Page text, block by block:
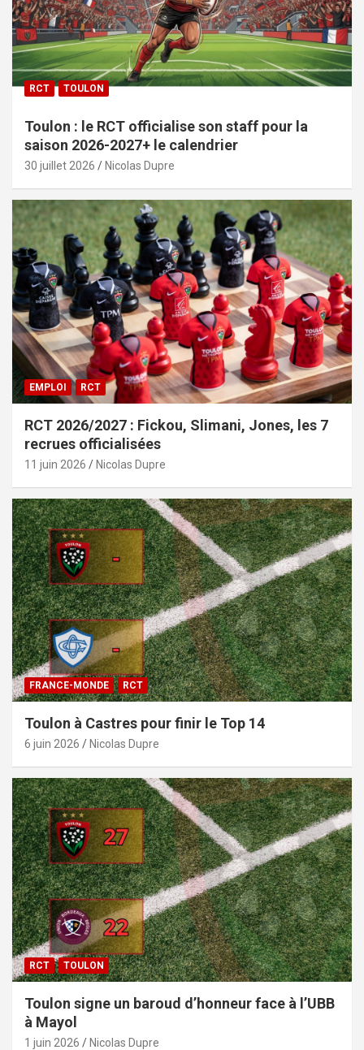
RCT TOULON
Toulon : le RCT officialise son staff pour la
saison 2026-2027+ le calendrier
30 juillet 2026 Nicolas Dupre
EMPLOI RCT
RCT 2026/2027 : Fickou, Slimani, Jones, les 7
recrues officialisées
11 juin 2026 Nicolas Dupre
FRANCE-MONDE RCT
Toulon à Castres pour finir le Top 14
6 juin 2026 Nicolas Dupre
RCT TOULON
Toulon signe un baroud d’honneur face à l’UBB
à Mayol
1 juin 2026 Nicolas Dupre